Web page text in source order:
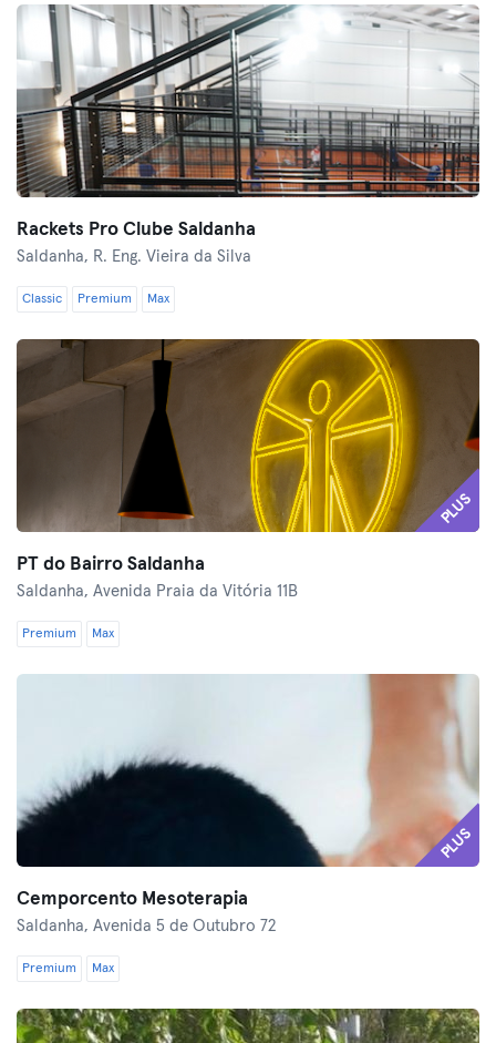
Rackets Pro Clube Saldanha
Saldanha, R. Eng. Vieira da Silva
Classic Premium Max
PLUS
PT do Bairro Saldanha
Saldanha, Avenida Praia da Vitória 11B
Premium Max
PLUS
Cemporcento Mesoterapia
Saldanha, Avenida 5 de Outubro 72
Premium Max